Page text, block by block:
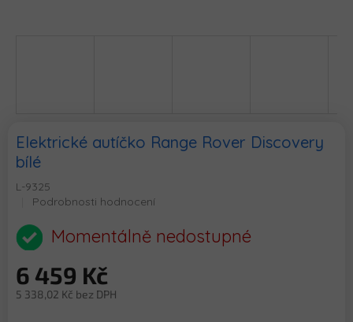
Elektrické autíčko Range Rover Discovery
bílé
L-9325
Průměrné
produktu
je
z
5
Podrobnosti hodnocení
Momentálně nedostupné
6 459 Kč
5 338,02 Kč bez DPH